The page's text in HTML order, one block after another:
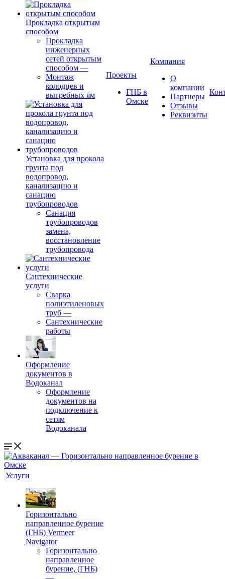
Прокладка открытым
способом
Прокладка
инженерных
сетей открытым
способом —
Монтаж
колодцев и
выгребных ям
Установка для прокола
грунта под
водопровод,
канализацию и
санацию
трубопроводов
Санация
трубопроводов
замена,
восстановление
трубопровода
Сантехнические
услуги
Сварка
полиэтиленовых
труб —
Сантехнические
работы
Оформление
документов в
Водоканал
Оформление
документов на
подключение к
сетям
Водоканала
Проекты
ГНБ в
Омске
Компания
О
компании
Партнеры
Отзывы
Реквизиты
Услуги
Горизонтально
направленное бурение
(ГНБ) Vermeer
Navigator
Горизонтально
направленное
бурение, (ГНБ)